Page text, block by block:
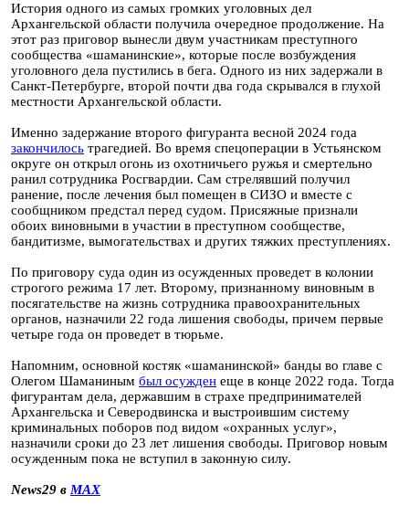
История одного из самых громких уголовных дел
Архангельской области получила очередное продолжение. На
этот раз приговор вынесли двум участникам преступного
сообщества «шаманинские», которые после возбуждения
уголовного дела пустились в бега. Одного из них задержали в
Санкт-Петербурге, второй почти два года скрывался в глухой
местности Архангельской области.
Именно задержание второго фигуранта весной 2024 года
закончилось трагедией. Во время спецоперации в Устьянском
округе он открыл огонь из охотничьего ружья и смертельно
ранил сотрудника Росгвардии. Сам стрелявший получил
ранение, после лечения был помещен в СИЗО и вместе с
сообщником предстал перед судом. Присяжные признали
обоих виновными в участии в преступном сообществе,
бандитизме, вымогательствах и других тяжких преступлениях.
По приговору суда один из осужденных проведет в колонии
строгого режима 17 лет. Второму, признанному виновным в
посягательстве на жизнь сотрудника правоохранительных
органов, назначили 22 года лишения свободы, причем первые
четыре года он проведет в тюрьме.
Напомним, основной костяк «шаманинской» банды во главе с
Олегом Шаманиным был осужден еще в конце 2022 года. Тогда
фигурантам дела, державшим в страхе предпринимателей
Архангельска и Северодвинска и выстроившим систему
криминальных поборов под видом «охранных услуг»,
назначили сроки до 23 лет лишения свободы. Приговор новым
осужденным пока не вступил в законную силу.
News29 в MAX